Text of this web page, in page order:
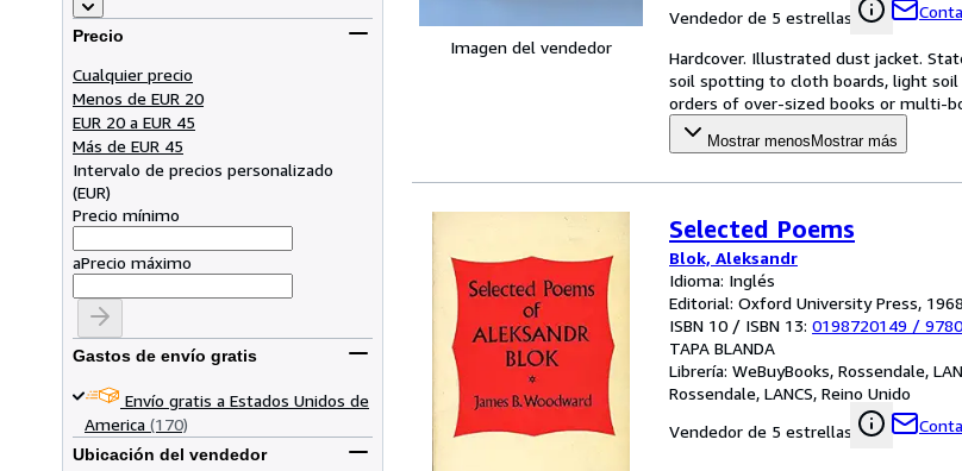
Precio
Cualquier precio
Menos de EUR 20
EUR 20 a EUR 45
Más de EUR 45
Intervalo de precios personalizado
(EUR)
Precio mínimo
aPrecio máximo
Gastos de envío gratis
Envío gratis a Estados Unidos de
America (170)
Ubicación del vendedor
Imagen del vendedor
Vendedor de 5 estrellas
Hardcover. Illustrated dust jacket.
soil spotting to cloth boards, light
orders of over-sized books or multi-
Mostrar menos Mostrar más
Selected Poems
Blok, Aleksandr
Idioma: Inglés
Editorial: Oxford University Press, 1968
ISBN 10 / ISBN 13: 0198720149 /
TAPA BLANDA
Librería: WeBuyBooks, Rossendale,
Rossendale, LANCS, Reino Unido
Vendedor de 5 estrellas